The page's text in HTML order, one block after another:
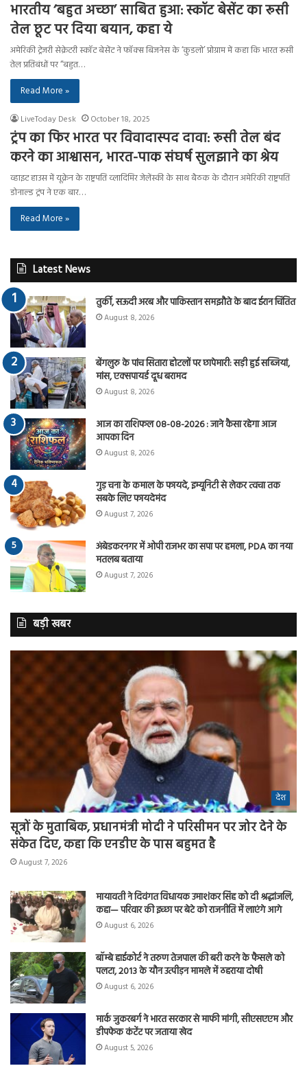
भारतीय ‘बहुत अच्छा’ साबित हुआ: स्कॉट बेसेंट का रूसी
तेल छूट पर दिया बयान, कहा ये
अमेरिकी ट्रेजरी सेक्रेटरी स्कॉट बेसेंट ने फॉक्स बिजनेस के ‘कुडलो’ प्रोग्राम में कहा कि भारत रूसी
तेल प्रतिबंधों पर “बहुत…
Read More »
LiveToday Desk October 18, 2025
ट्रंप का फिर भारत पर विवादास्पद दावा: रूसी तेल बंद
करने का आश्वासन, भारत-पाक संघर्ष सुलझाने का श्रेय
व्हाइट हाउस में यूक्रेन के राष्ट्रपति व्लादिमिर जेलेंस्की के साथ बैठक के दौरान अमेरिकी राष्ट्रपति
डोनाल्ड ट्रंप ने एक बार…
Read More »
Latest News
तुर्की, सऊदी अरब और पाकिस्तान समझौते के बाद ईरान चिंतित
August 8, 2026
बेंगलुरु के पांच सितारा होटलों पर छापेमारी: सड़ी हुई सब्जियां,
मांस, एक्सपायर्ड दूध बरामद
August 8, 2026
आज का राशिफल 08-08-2026 : जाने कैसा रहेगा आज
आपका दिन
August 8, 2026
गुड़ चना के कमाल के फायदे, इम्यूनिटी से लेकर त्वचा तक
सबके लिए फायदेमंद
August 7, 2026
अंबेडकरनगर में ओपी राजभर का सपा पर हमला, PDA का नया
मतलब बताया
August 7, 2026
बड़ी खबर
देश
सूत्रों के मुताबिक, प्रधानमंत्री मोदी ने परिसीमन पर जोर देने के
संकेत दिए, कहा कि एनडीए के पास बहुमत है
August 7, 2026
मायावती ने दिवंगत विधायक उमाशंकर सिंह को दी श्रद्धांजलि,
कहा— परिवार की इच्छा पर बेटे को राजनीति में लाएंगे आगे
August 6, 2026
बॉम्बे हाईकोर्ट ने तरुण तेजपाल की बरी करने के फैसले को
पलटा, 2013 के यौन उत्पीड़न मामले में ठहराया दोषी
August 6, 2026
मार्क जुकरबर्ग ने भारत सरकार से माफी मांगी, सीएसएएम और
डीपफेक कंटेंट पर जताया खेद
August 5, 2026